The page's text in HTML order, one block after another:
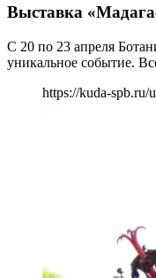
Выставка
С 20 по 23 апреля
уникальное событие.
https://kuda-spb.ru/